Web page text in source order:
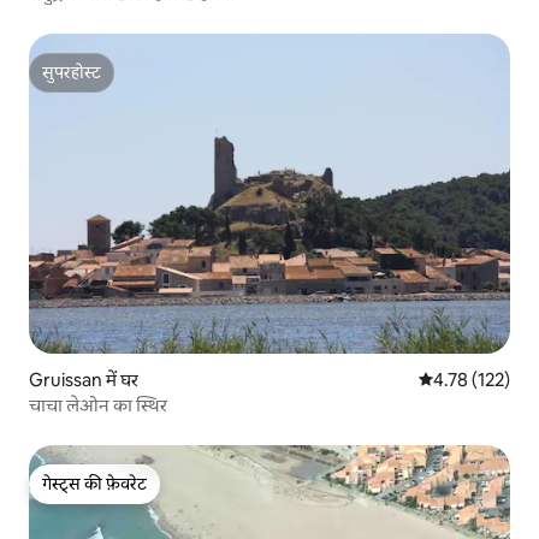
सुपरहोस्ट
सुपरहोस्ट
Gruissan में घर औसत रेटिंग 5 में से
4.78 (122)
चाचा लेओन का स्थिर
गेस्ट्स की फ़ेवरेट
गेस्ट्स की फ़ेवरेट